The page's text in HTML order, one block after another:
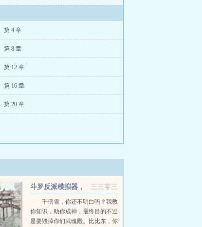
第 4 章
第 8 章
第 12 章
第 16 章
第 20 章
三三零三
斗罗反派模拟器，
开局迫害千仞雪
千仞雪，你还不明白吗？我教
你知识，助你成神，最终目的不过
是要毁掉你们武魂殿。比比东，你